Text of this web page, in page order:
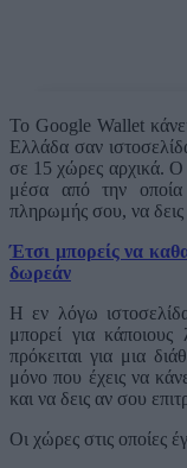
Το Google Wallet
Ελλάδα σαν
σε 15 χώρες αρχικά. Ο
μέσα από την οποία
πληρωμής σου, να
Έτσι μπορείς να
δωρεάν
Η εν λόγω
μπορεί για
πρόκειται για μια
μόνο που έχεις να
και να δεις αν σου
Οι χώρες στις οποίες